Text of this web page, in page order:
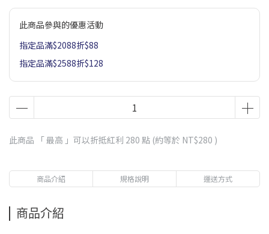
此商品參與的優惠活動
指定品滿$2088折$88
指定品滿$2588折$128
此商品 「 最高 」可以折抵紅利 280 點 (約等於 NT$280 )
商品介紹 規格說明 運送方式
商品介紹